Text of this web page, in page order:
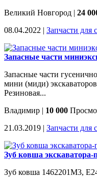
Великий Новгород | 24
08.04.2022 | Запчасти для
Запасные части
Запасные части
мини (миди)
Резиновая...
Владимир | 10 000
21.03.2019 | Запчасти для
Зуб ковша экскаватора-
Зуб ковша 1462201M3,